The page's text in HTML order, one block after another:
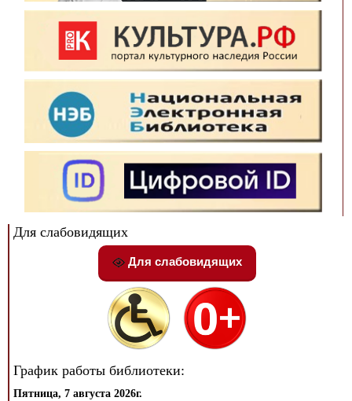
Для слабовидящих
Для слабовидящих
График работы библиотеки:
Пятница, 7 августа 2026г.